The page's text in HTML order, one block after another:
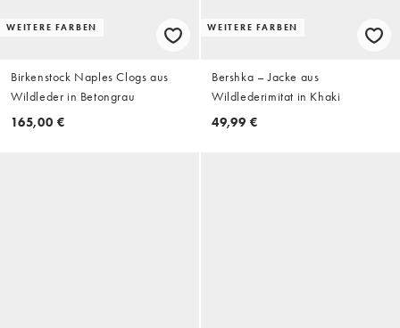
WEITERE FARBEN
Birkenstock Naples Clogs aus
Wildleder in Betongrau
165,00 €
WEITERE FARBEN
Bershka – Jacke aus
Wildlederimitat in Khaki
49,99 €